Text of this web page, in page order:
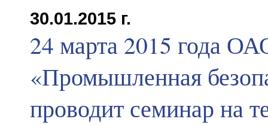
30.01.2015 г.
24 марта 2015 года
«Промышленная
проводит семинар на